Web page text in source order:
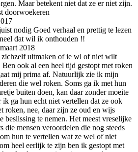
Maar betekent niet dat ze er niet zijn.
doorwoekeren
nodig Goed verhaal en prettig te lezen
dat wil ik onthouden !!
2018
zichzelf uitmaken of ie wl of niet wilt
Ben ook al een heel tijd gestopt met roken
mij prima af. Natuurlijk zie ik mijn
die wel roken. Soms ga ik met hun
buiten doen, kan daar zonder moeite
ik ga hun echt niet vertellen dat ze ook
roken, nee, daar zijn ze oud en wijs
beslissing te nemen. Het meest vreselijke
die mensen veroordelen die nog steeds
hun te vertellen wat ze wel of niet
heel eerlijk te zijn ben ik gestopt met